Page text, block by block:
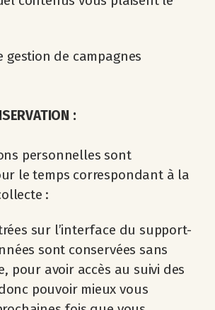
gestion de campagnes
:
personnelles sont
le temps correspondant à la
:
sur l’interface du support-
sont conservées sans
pour avoir accès au suivi des
pouvoir mieux vous